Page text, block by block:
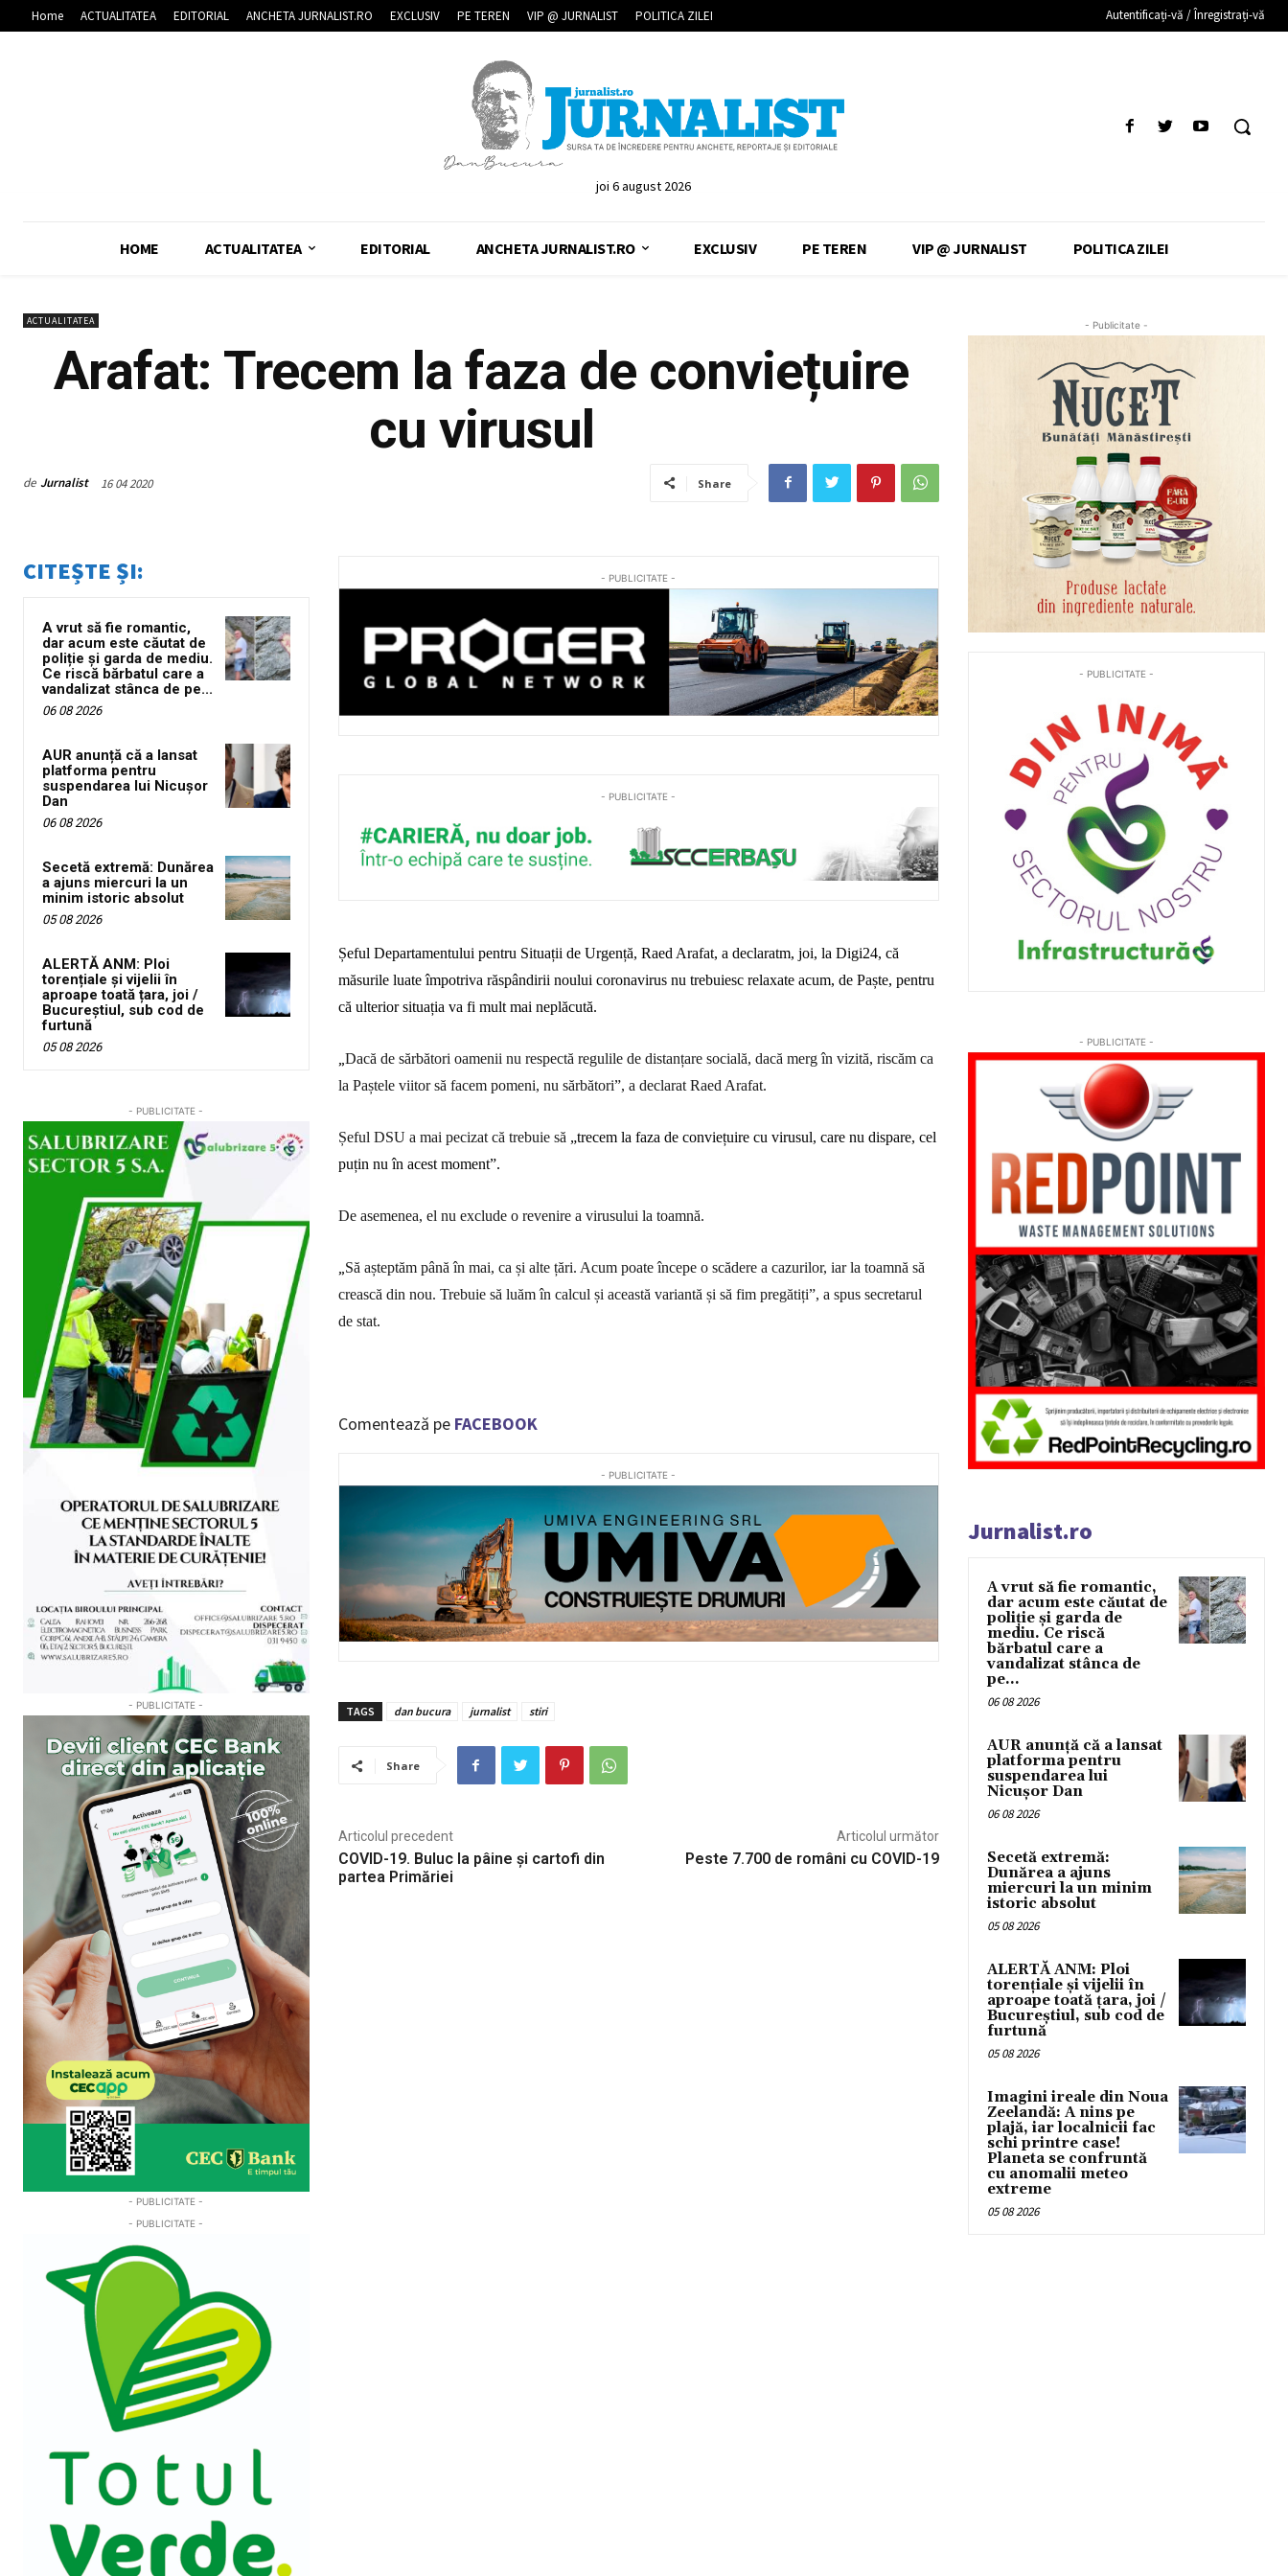
Home ACTUALITATEA EDITORIAL ANCHETA JURNALIST.RO EXCLUSIV PE TEREN VIP @ JURNALIST POLITICA ZILEI Autentificați-vă / Înregistrați-vă
joi 6 august 2026
HOME ACTUALITATEA EDITORIAL ANCHETA JURNALIST.RO EXCLUSIV PE TEREN VIP @ JURNALIST POLITICA ZILEI
ACTUALITATEA
Arafat: Trecem la faza de conviețuire
cu virusul
de Jurnalist 16 04 2020 Share
CITEȘTE ȘI:
A vrut să fie romantic,
dar acum este căutat de
poliție și garda de mediu.
Ce riscă bărbatul care a
vandalizat stânca de pe...
06 08 2026
AUR anunță că a lansat
platforma pentru
suspendarea lui Nicușor
Dan
06 08 2026
Secetă extremă: Dunărea
a ajuns miercuri la un
minim istoric absolut
05 08 2026
ALERTĂ ANM: Ploi
torențiale și vijelii în
aproape toată țara, joi /
Bucureștiul, sub cod de
furtună
05 08 2026
- PUBLICITATE -
- PUBLICITATE -
- PUBLICITATE -
- PUBLICITATE -
- PUBLICITATE -
- PUBLICITATE -
Șeful Departamentului pentru Situații de Urgență, Raed Arafat, a declaratm, joi, la Digi24, că
măsurile luate împotriva răspândirii noului coronavirus nu trebuiesc relaxate acum, de Paște, pentru
că ulterior situația va fi mult mai neplăcută.
„Dacă de sărbători oamenii nu respectă regulile de distanțare socială, dacă merg în vizită, riscăm ca
la Paștele viitor să facem pomeni, nu sărbători”, a declarat Raed Arafat.
Șeful DSU a mai pecizat că trebuie să „trecem la faza de conviețuire cu virusul, care nu dispare, cel
puțin nu în acest moment”.
De asemenea, el nu exclude o revenire a virusului la toamnă.
„Să așteptăm până în mai, ca și alte țări. Acum poate începe o scădere a cazurilor, iar la toamnă să
crească din nou. Trebuie să luăm în calcul și această variantă și să fim pregătiți”, a spus secretarul
de stat.
Comentează pe FACEBOOK
- PUBLICITATE -
TAGS dan bucura jurnalist stiri
Share
Articolul precedent
COVID-19. Buluc la pâine și cartofi din
partea Primăriei
Articolul următor
Peste 7.700 de români cu COVID-19
- Publicitate -
- PUBLICITATE -
- PUBLICITATE -
Jurnalist.ro
A vrut să fie romantic,
dar acum este căutat de
poliție și garda de
mediu. Ce riscă
bărbatul care a
vandalizat stânca de
pe...
06 08 2026
AUR anunță că a lansat
platforma pentru
suspendarea lui
Nicușor Dan
06 08 2026
Secetă extremă:
Dunărea a ajuns
miercuri la un minim
istoric absolut
05 08 2026
ALERTĂ ANM: Ploi
torențiale și vijelii în
aproape toată țara, joi /
Bucureștiul, sub cod de
furtună
05 08 2026
Imagini ireale din Noua
Zeelandă: A nins pe
plajă, iar localnicii fac
schi printre case!
Planeta se confruntă
cu anomalii meteo
extreme
05 08 2026